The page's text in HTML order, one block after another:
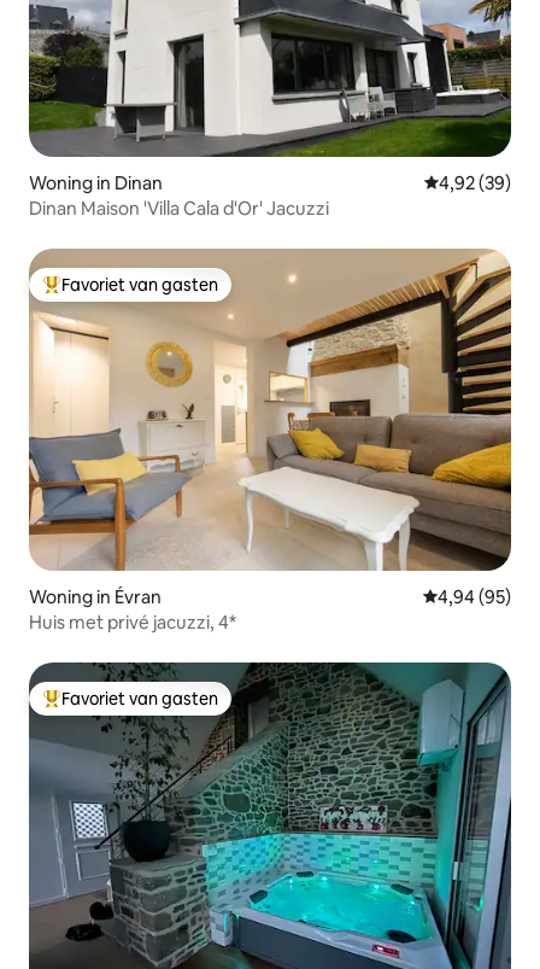
Woning in Dinan Gemiddelde
4,92 (39)
Dinan Maison 'Villa Cala d'Or' Jacuzzi
Topfavoriet van gasten
Favoriet van gasten
Woning in Évran Gemiddelde
4,94 (95)
Huis met privé jacuzzi, 4*
Topfavoriet van gasten
Favoriet van gasten